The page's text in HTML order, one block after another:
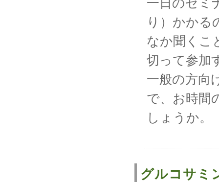
一日のセミ
り）かかる
なか聞くこ
切って参加
一般の方向
で、お時間
しょうか。
グルコサ